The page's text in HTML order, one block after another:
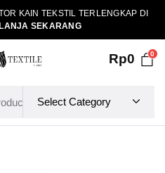
KAIN TEKSTIL TERLENGKAP DI
SEKARANG
Rp0 0